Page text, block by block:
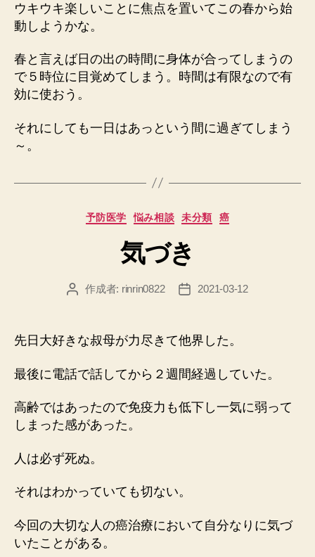
ウキウキ楽しいことに焦点を置いてこの春から始
動しようかな。
春と言えば日の出の時間に身体が合ってしまうの
で５時位に目覚めてしまう。時間は有限なので有
効に使おう。
それにしても一日はあっという間に過ぎてしまう
～。
カ
ゴ
リ
予防医学 悩み相談 未分類 癌
気づき
投 作成者: rinrin0822
投
2021-03-12
先日大好きな叔母が力尽きて他界した。
最後に電話で話してから２週間経過していた。
高齢ではあったので免疫力も低下し一気に弱って
しまった感があった。
人は必ず死ぬ。
それはわかっていても切ない。
今回の大切な人の癌治療において自分なりに気づ
いたことがある。